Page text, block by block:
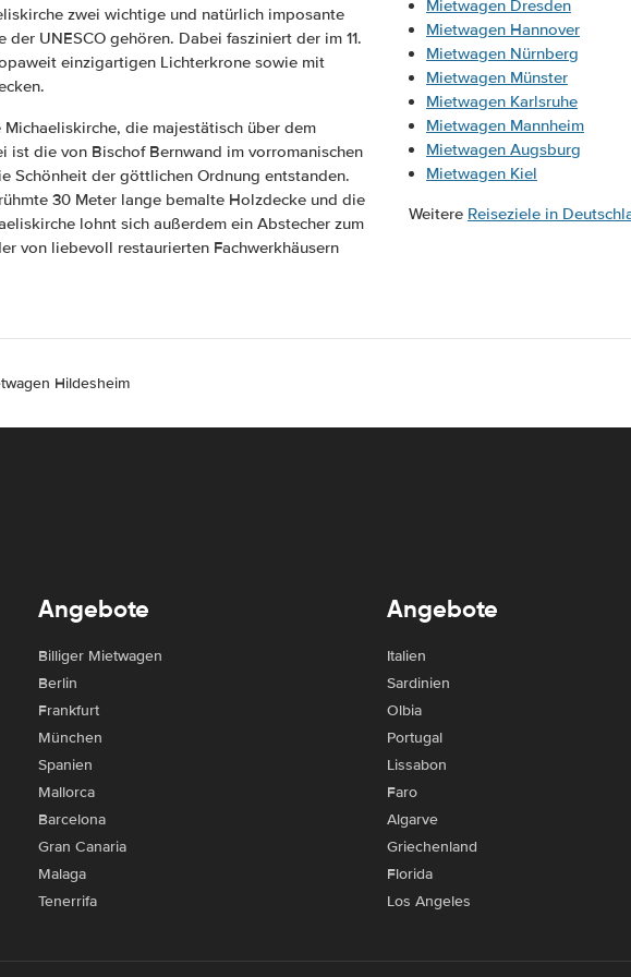
zwei wichtige und natürlich imposante
UNESCO gehören. Dabei fasziniert der im 11.
einzigartigen Lichterkrone sowie mit
die majestätisch über dem
ist die von Bischof Bernwand im vorromanischen
Schönheit der göttlichen Ordnung entstanden.
30 Meter lange bemalte Holzdecke und die
lohnt sich außerdem ein Abstecher zum
von liebevoll restaurierten Fachwerkhäusern
Mietwagen Dresden
Mietwagen Hannover
Mietwagen Nürnberg
Mietwagen Münster
Mietwagen Karlsruhe
Mietwagen Mannheim
Mietwagen Augsburg
Mietwagen Kiel
Weitere Reiseziele in
Hildesheim
Angebote
Billiger Mietwagen
Berlin
Frankfurt
München
Spanien
Mallorca
Barcelona
Gran Canaria
Malaga
Tenerrifa
Angebote
Italien
Sardinien
Olbia
Portugal
Lissabon
Faro
Algarve
Griechenland
Florida
Los Angeles